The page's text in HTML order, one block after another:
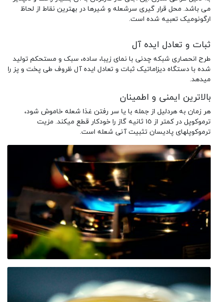
می باشد. محل قرار گیری سرشعله و شیرها در بهترین نقاط از لحاظ
ارگونومیک تعبیه شده است.
ثبات و تعادل ایده آل
طرح انحصاری شبکه چدنی با نمای زیبا، ساده، سبک و مستحکم تولید
شده با دستگاه دیزاماتیک ثبات و تعادل ایده آل ظروف طی پخت و پز را
میدهد.
بالاترین ایمنی و اطمینان
هر زمان به هردلیل از جمله با یا سر رفتن غذا شعله خاموش شود،
ترموکوپل در کمتر از ١٥ ثانیه گاز را خودکار قطع میکند. مزیت
ترموکوپلهای پادیسان تثبیت آنی شعله است.